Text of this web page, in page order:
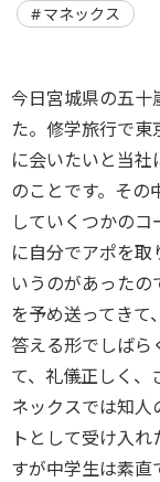
マネックス
今日宮城県の五十
た。修学旅行で
に会いたいと当
のことです。その
していくつかの
に自分でアポを取
いうのがあった
を予め送ってきて
答える形でしばら
て、礼儀正しく、
ネックスでは知
トとして受け入
すが中学生は素直